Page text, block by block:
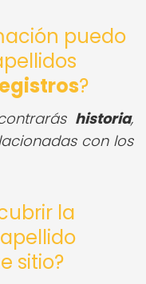
puedo
?
historia,
con los
la
sitio?